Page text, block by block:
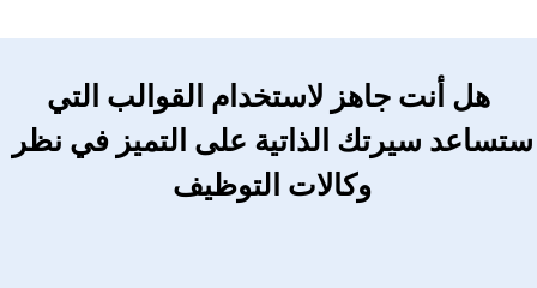
هل أنت جاهز لاستخدام القوالب التي
ستساعد سيرتك الذاتية على التميز في نظر
وكالات التوظيف